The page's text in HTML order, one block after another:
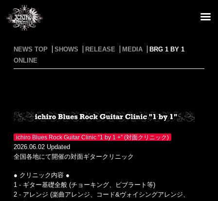
NEWS TOP SHOWS RELEASE MEDIA
BRG 1 BY 1
ONLINE
ichiro Blues Rock Guitar Clinic “1 by 1 +” (対面クリニック)
2026.06.02 Updated
全国各地にて開催の対面ギタークリニック
● クリニック内容 ●
1 - ギター基礎全般 (チョーキング、ビブラート等)
2 - アレンジ (楽曲アレンジ、コード&ヴォイシングアレンジ、